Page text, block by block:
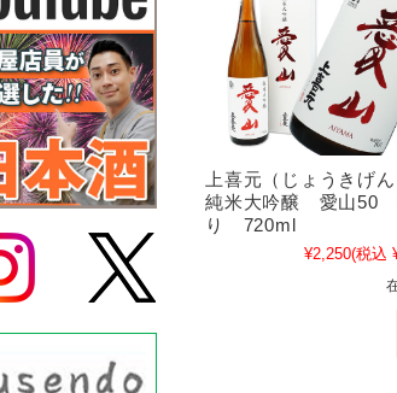
上喜元（じょうきげ
純米大吟醸 愛山50
り 720ml
¥2,250(税込